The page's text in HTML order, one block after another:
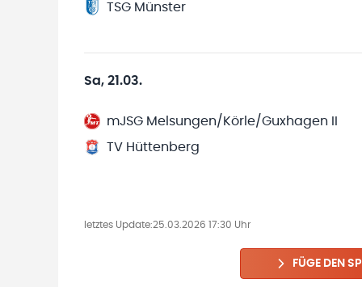
TSG Münster
Sa, 21.03.
mJSG Melsungen/Körle/Guxhagen II
TV Hüttenberg
letztes Update:25.03.2026 17:30 Uhr
FÜGE DEN